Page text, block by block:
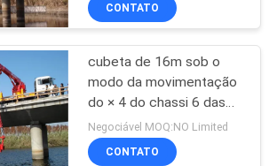
CONTATO
cubeta de 16m sob o
modo da movimentação
do × 4 do chassi 6 das
unidades DONGFENG da
inspeção da ponte do
Negociável MOQ:NO Limited
CONTATO